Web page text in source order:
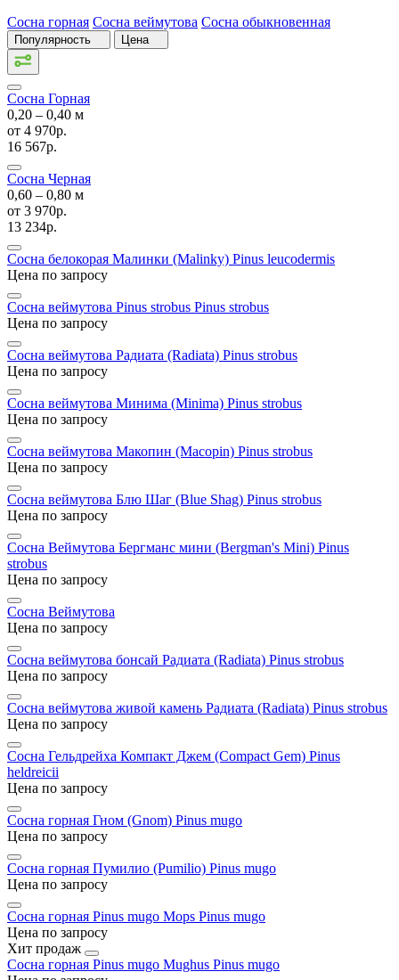
Сосна горная Сосна веймутова Сосна обыкновенная
Популярность Цена
Сосна Горная
0,20 ‒ 0,40 м
от 4 970р.
16 567р.
Сосна Черная
0,60 ‒ 0,80 м
от 3 970р.
13 234р.
Сосна белокорая Малинки (Malinky) Pinus leucodermis
Цена по запросу
Сосна веймутова Pinus strobus Pinus strobus
Цена по запросу
Сосна веймутова Радиата (Radiata) Pinus strobus
Цена по запросу
Сосна веймутова Минима (Minima) Pinus strobus
Цена по запросу
Сосна веймутова Макопин (Macopin) Pinus strobus
Цена по запросу
Сосна веймутова Блю Шаг (Blue Shag) Pinus strobus
Цена по запросу
Сосна Веймутова Бергманс мини (Bergman's Mini) Pinus
strobus
Цена по запросу
Сосна Веймутова
Цена по запросу
Сосна веймутова бонсай Радиата (Radiata) Pinus strobus
Цена по запросу
Сосна веймутова живой камень Радиата (Radiata) Pinus strobus
Цена по запросу
Сосна Гельдрейха Компакт Джем (Compact Gem) Pinus
heldreicii
Цена по запросу
Сосна горная Гном (Gnom) Pinus mugo
Цена по запросу
Сосна горная Пумилио (Pumilio) Pinus mugo
Цена по запросу
Сосна горная Pinus mugo Mops Pinus mugo
Цена по запросу
Хит продаж
Сосна горная Pinus mugo Mughus Pinus mugo